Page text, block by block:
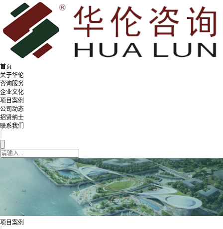
首页
关于华伦
咨询服务
企业文化
项目案例
公司动态
招贤纳士
联系我们
项目案例